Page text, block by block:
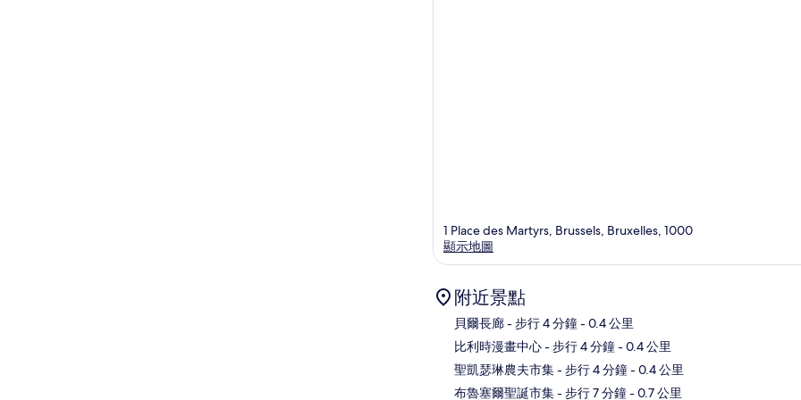
1 Place des Martyrs, Brussels, Bruxelles, 1000
顯示地圖
附近景點
貝爾長廊- 步行 4 分鐘- 0.4 公里
比利時漫畫中心- 步行 4 分鐘- 0.4 公里
聖凱瑟琳農夫市集- 步行 4 分鐘- 0.4 公里
布魯塞爾聖誕市集- 步行 7 分鐘- 0.7 公里